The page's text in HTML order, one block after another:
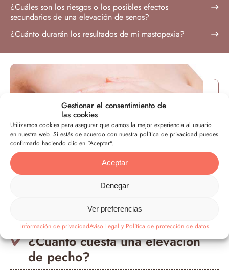
Gestionar el consentimiento de
las cookies
Utilizamos cookies para asegurar que damos la mejor experiencia al usuario
en nuestra web. Si estás de acuerdo con nuestra política de privacidad puedes
confirmarlo haciendo clic en "Aceptar".
Aceptar
Denegar
Ver preferencias
Información de privacidadAviso Legal y Política de protección de datos
¿Cuáles son los riesgos o los posibles efectos
secundarios de una elevación de senos?
¿Cuánto durarán los resultados de mi mastopexia?
¿Cuánto cuesta una elevación
de pecho?